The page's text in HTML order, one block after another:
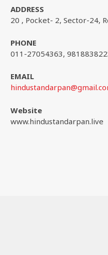
ADDRESS
20 , Pocket- 2, Sector-24,
PHONE
011-27054363,
EMAIL
Website
www.hindustandarpan.live